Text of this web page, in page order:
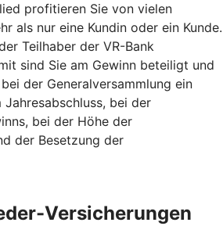
profitieren Sie von vielen
als nur eine Kundin oder ein Kunde.
Teilhaber der VR-Bank
sind Sie am Gewinn beteiligt und
der Generalversammlung ein
bei der
bei der Höhe der
der Besetzung der
Versicherungen